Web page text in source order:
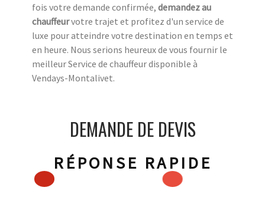
fois votre demande confirmée, demandez au
chauffeurvotre trajet et profitez d'un service de
luxe pour atteindre votre destination en temps et
en heure. Nous serions heureux de vous fournir le
meilleur Service de chauffeur disponible à
Vendays-Montalivet.
DEMANDE DE DEVIS
RÉPONSE RAPIDE